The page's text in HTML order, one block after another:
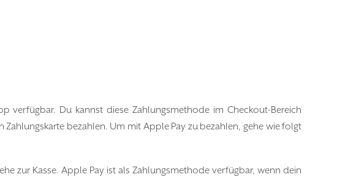
verfügbar. Du kannst diese Zahlungsmethode im Checkout-Bereich
bezahlen. Um mit Apple Pay zu bezahlen, gehe wie folgt
zur Kasse. Apple Pay ist als Zahlungsmethode verfügbar, wenn dein